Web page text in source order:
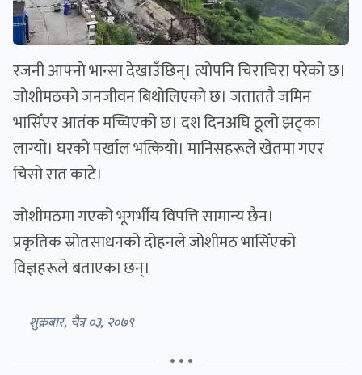
रजनी आफ्नो भान्सा देखाउँछिन्। त्योपनि चिराचिरा परेको छ।
जोशीमठको जनजीवन बिथोलिएको छ। जताततै जमिन
भासिँएर आतंक मच्चिएको छ। दश दिनअघि ठूलो झट्का
लाग्यो। घरको पर्खाल भत्कियो। मानिसहरूले खेतमा गएर
चिसो रात काटे।
जोशीमठमा गएको भूगर्भीय विपत्ति सामान्य छैन।
प्रकृतिक स्रोतसाधनको दोहनले जोशीमठ भासिँएको
विज्ञहरूले बताएका छन्।
शुक्रबार, चैत्र ०३, २०७९
• • •